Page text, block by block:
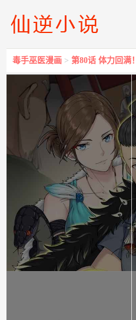
毒手巫医漫画 >第80话 体力回满！